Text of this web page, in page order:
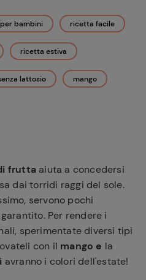
bambini ricetta facile
ricetta estiva
lattosio mango
frutta aiuta a concedersi
dai torridi raggi del sole.
servono pochi
Per rendere i
sperimentate diversi tipi
con il mango e la
avranno i colori dell'estate!